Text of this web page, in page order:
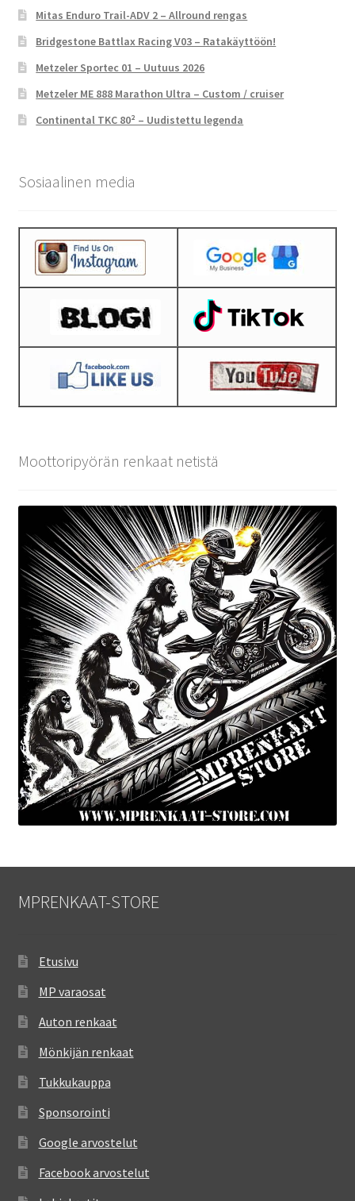
Mitas Enduro Trail-ADV 2 – Allround rengas
Bridgestone Battlax Racing V03 – Ratakäyttöön!
Metzeler Sportec 01 – Uutuus 2026
Metzeler ME 888 Marathon Ultra – Custom / cruiser
Continental TKC 80² – Uudistettu legenda
Sosiaalinen media
Moottoripyörän renkaat netistä
MPRENKAAT-STORE
Etusivu
MP varaosat
Auton renkaat
Mönkijän renkaat
Tukkukauppa
Sponsorointi
Google arvostelut
Facebook arvostelut